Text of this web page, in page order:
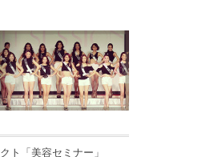
ト「美容セミナー」